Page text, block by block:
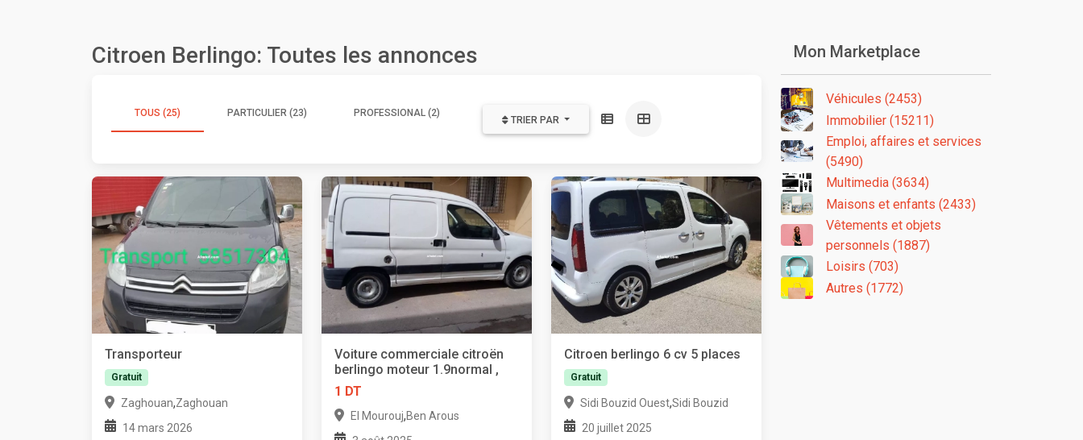
Citroen Berlingo: Toutes les annonces
TOUS (25) PARTICULIER (23) PROFESSIONAL (2)
TRIER PAR
Transporteur
Gratuit
Zaghouan,Zaghouan
14 mars 2026
Voiture commerciale citroën
berlingo moteur 1.9normal ,
1 DT
El Mourouj,Ben Arous
Citroen berlingo 6 cv 5 places
Gratuit
Sidi Bouzid Ouest,Sidi Bouzid
20 juillet 2025
Mon Marketplace
Véhicules (2453)
Immobilier (15211)
Emploi, affaires et services
(5490)
Multimedia (3634)
Maisons et enfants (2433)
Vêtements et objets
personnels (1887)
Loisirs (703)
Autres (1772)